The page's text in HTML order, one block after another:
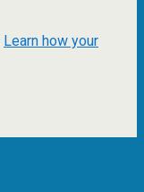
Learn how your